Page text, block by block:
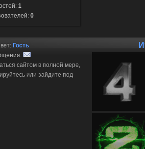
1
0
Гость
сайтом в полной мере,
или зайдите под